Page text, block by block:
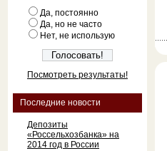
Да, постоянно
Да, но не часто
Нет, не использую
Посмотреть результаты!
Последние новости
Депозиты
«Россельхозбанка» на
2014 год в России